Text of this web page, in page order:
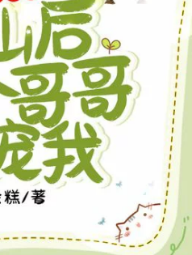
運動休閒
化妝保養 情趣用品